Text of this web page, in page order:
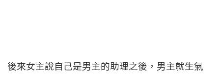
後來女主說自己是男主的助理之後，男主就生氣